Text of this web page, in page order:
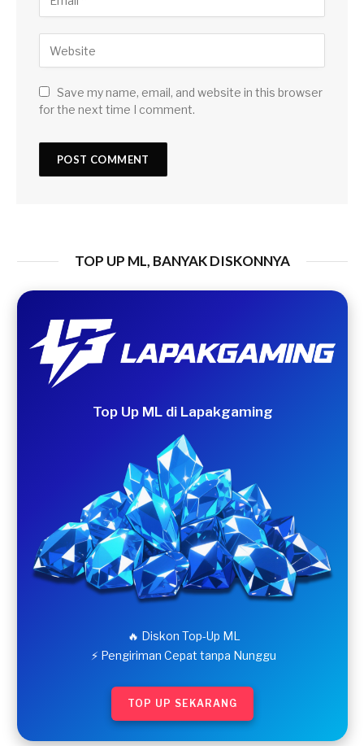
Save my name, email, and website in this browser
for the next time I comment.
TOP UP ML, BANYAK DISKONNYA
Top Up ML di Lapakgaming
🔥 Diskon Top-Up ML
⚡ Pengiriman Cepat tanpa Nunggu
TOP UP SEKARANG